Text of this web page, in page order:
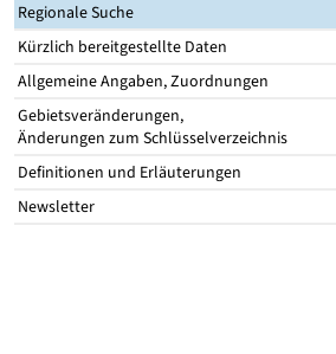
Regionale Suche
Kürzlich bereitgestellte Daten
Allgemeine Angaben, Zuordnungen
Gebietsveränderungen,
Änderungen zum Schlüsselverzeichnis
Definitionen und Erläuterungen
Newsletter